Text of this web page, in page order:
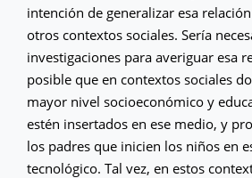
intención de generalizar esa
otros contextos sociales. Sería
investigaciones para averiguar esa
posible que en contextos sociales
mayor nivel socioeconómico y
estén insertados en ese medio, y
los padres que inicien los niños en
tecnológico. Tal vez, en estos